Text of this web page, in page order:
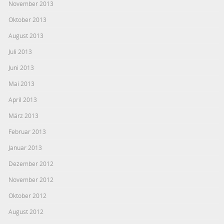
November 2013
Oktober 2013
August 2013
Juli 2013
Juni 2013
Mai 2013
April 2013
März 2013
Februar 2013
Januar 2013
Dezember 2012
November 2012
Oktober 2012
August 2012